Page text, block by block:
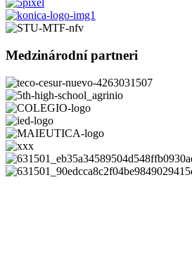
Medzinárodní partneri